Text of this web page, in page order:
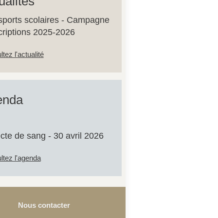
scolaires - Campagne
2025-2026
l'actualité
de sang - 30 avril 2026
l'agenda
Nous contacter